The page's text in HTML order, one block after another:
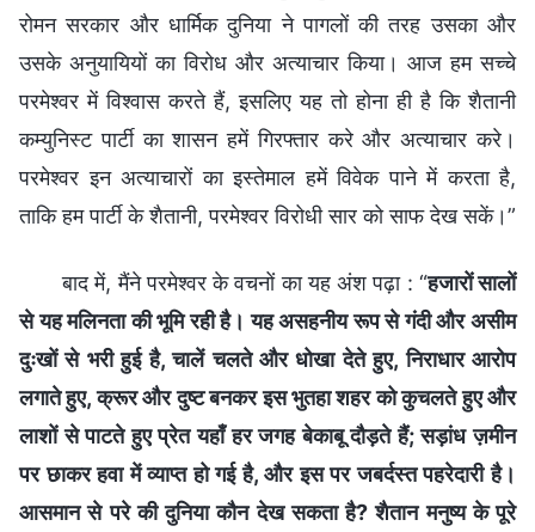
रोमन सरकार और धार्मिक दुनिया ने पागलों की तरह उसका और
उसके अनुयायियों का विरोध और अत्याचार किया। आज हम सच्चे
परमेश्वर में विश्वास करते हैं, इसलिए यह तो होना ही है कि शैतानी
कम्युनिस्ट पार्टी का शासन हमें गिरफ्तार करे और अत्याचार करे।
परमेश्वर इन अत्याचारों का इस्तेमाल हमें विवेक पाने में करता है,
ताकि हम पार्टी के शैतानी, परमेश्वर विरोधी सार को साफ देख सकें।”
बाद में, मैंने परमेश्वर के वचनों का यह अंश पढ़ा : “हजारों सालों
से यह मलिनता की भूमि रही है। यह असहनीय रूप से गंदी और असीम
दुःखों से भरी हुई है, चालें चलते और धोखा देते हुए, निराधार आरोप
लगाते हुए, क्रूर और दुष्ट बनकर इस भुतहा शहर को कुचलते हुए और
लाशों से पाटते हुए प्रेत यहाँ हर जगह बेकाबू दौड़ते हैं; सड़ांध ज़मीन
पर छाकर हवा में व्याप्त हो गई है, और इस पर जबर्दस्त पहरेदारी है।
आसमान से परे की दुनिया कौन देख सकता है? शैतान मनुष्य के पूरे